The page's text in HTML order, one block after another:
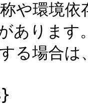
や環境依
あります
る場合は